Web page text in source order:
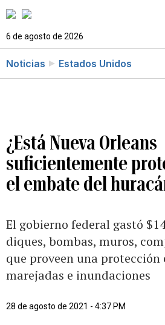
6 de agosto de 2026
Noticias Estados Unidos
¿Está Nueva Orleans
suficientemente
el embate del
El gobierno federal gastó
diques, bombas, muros,
que proveen una protección
marejadas e inundaciones
28 de agosto de 2021 - 4:37 PM